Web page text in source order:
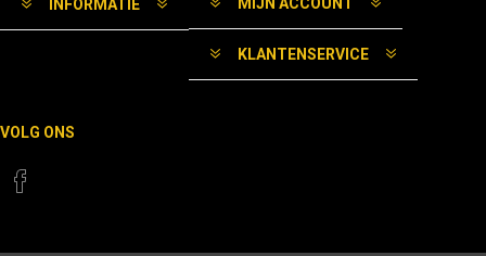
INFORMATIE
KLANTENSERVICE
VOLG ONS